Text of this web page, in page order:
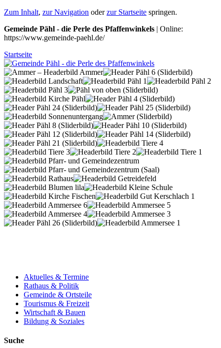
Zum Inhalt, zur Navigation oderzur Startseite springen.
Gemeinde Pähl - die Perle des Pfaffenwinkels | Online:
https://www.gemeinde-paehl.de/
Startseite
Aktuelles & Termine
Rathaus & Politik
Gemeinde & Ortsteile
Tourismus & Freizeit
Wirtschaft & Bauen
Bildung & Soziales
Suche